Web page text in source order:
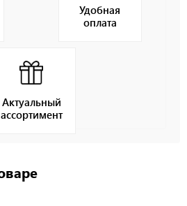
Удобная
оплата
Актуальный
ассортимент